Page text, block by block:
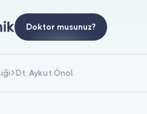
Doktor musunuz?
Dt. Aykut Önol